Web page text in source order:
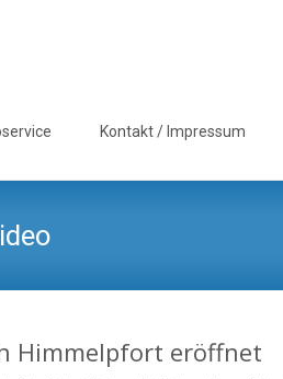
Kontakt / Impressum
Himmelpfort eröffnet